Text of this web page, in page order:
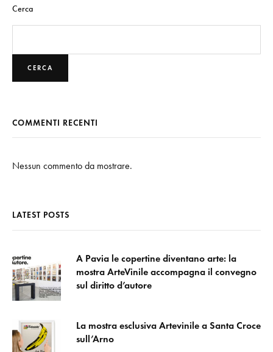
Cerca
CERCA
COMMENTI RECENTI
Nessun commento da mostrare.
LATEST POSTS
A Pavia le copertine diventano arte: la
mostra ArteVinile accompagna il convegno
sul diritto d’autore
La mostra esclusiva Artevinile a Santa Croce
sull’Arno